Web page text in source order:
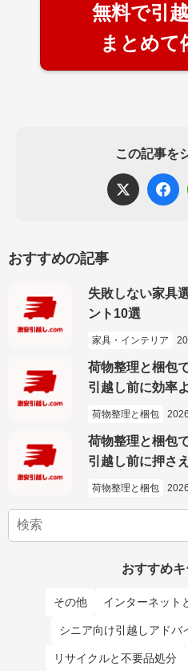
無料で引
まとめて
この記事を
おすすめの記事
失敗しない家具
ント10選
家具・インテリア
荷物整理と梱包
引越し前に効率
荷物整理と梱包
荷物整理と梱包
引越し前に押さ
荷物整理と梱包
おすすめ
その他 インターネット
シニア向け引越しアドバ
リサイクルと不要品処分